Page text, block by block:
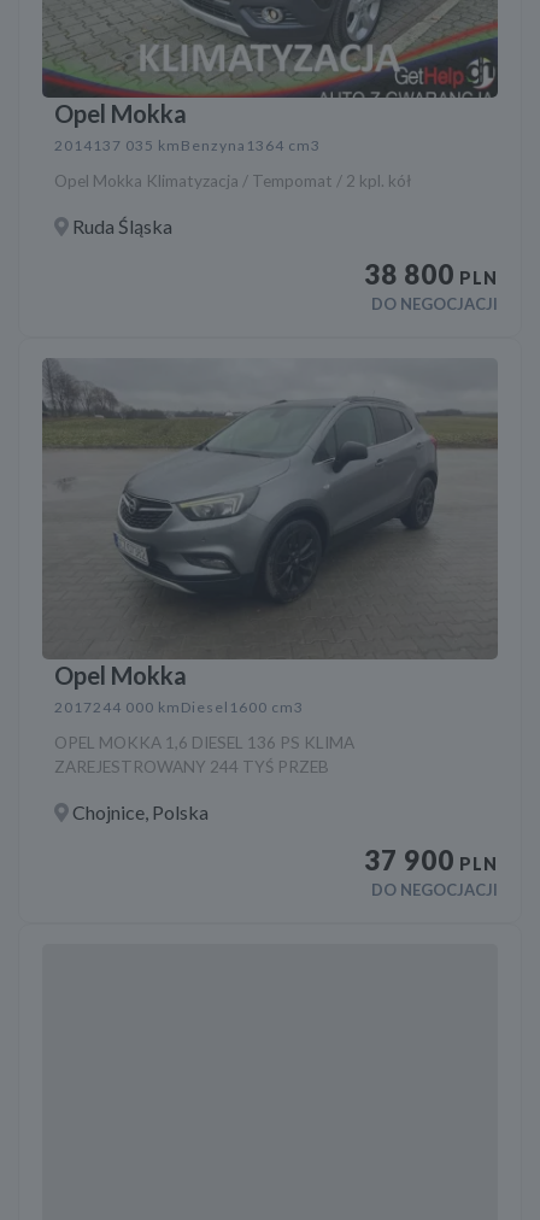
Opel Mokka
2014 137 035 km Benzyna 1364 cm3
Opel Mokka Klimatyzacja / Tempomat / 2 kpl. kół
Ruda Śląska
38 800 PLN
DO NEGOCJACJI
Opel Mokka
2017244 000 km Diesel 1600 cm3
OPEL MOKKA 1,6 DIESEL 136 PS KLIMA
ZAREJESTROWANY 244 TYŚ PRZEB
Chojnice, Polska
37 900 PLN
DO NEGOCJACJI